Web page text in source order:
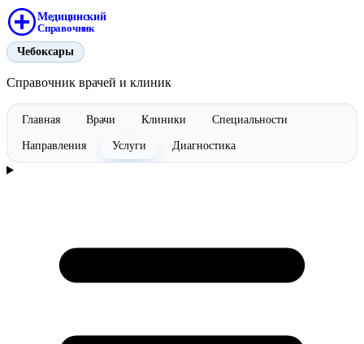
Медицинский
Справочник
Чебоксары
Справочник врачей и клиник
Главная Врачи Клиники Специальности
Направления Услуги Диагностика